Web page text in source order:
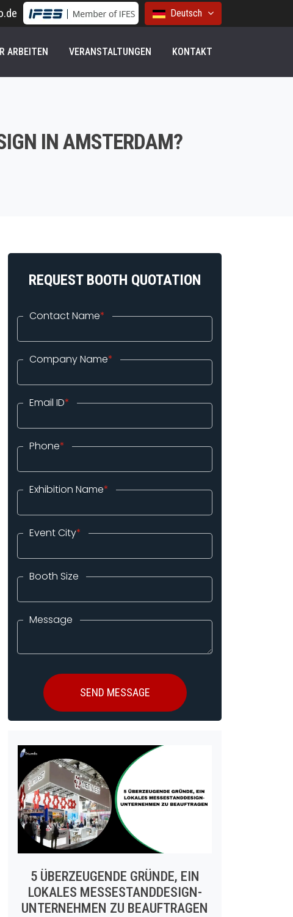
Deutsch
ARBEITEN VERANSTALTUNGEN KONTAKT
IN AMSTERDAM?
REQUEST BOOTH QUOTATION
Contact Name*
Company Name*
Email ID*
Phone*
Exhibition Name*
Event City*
Booth Size
Message
5 ÜBERZEUGENDE GRÜNDE, EIN
LOKALES MESSESTANDDESIGN-
UNTERNEHMEN ZU BEAUFTRAGEN